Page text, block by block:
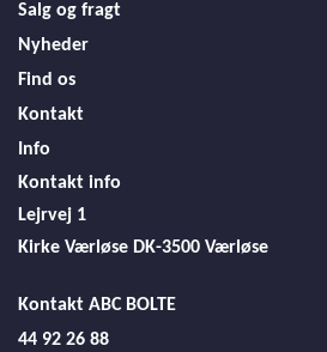
Salg og fragt
Nyheder
Find os
Kontakt
Info
Kontakt info
Lejrvej 1
Kirke Værløse DK-3500 Værløse
Kontakt ABC BOLTE
44 92 26 88